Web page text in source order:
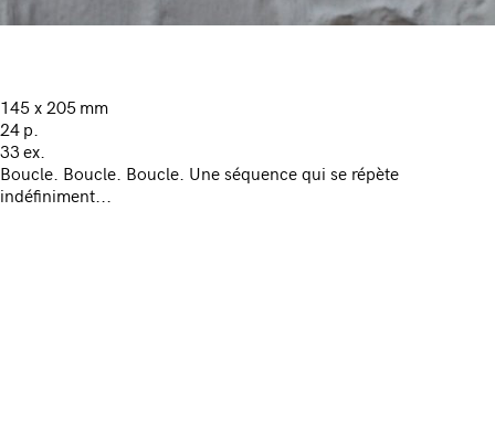
145 x 205 mm
24 p.
33 ex.
Boucle. Boucle. Boucle. Une séquence qui se répète
indéfiniment...